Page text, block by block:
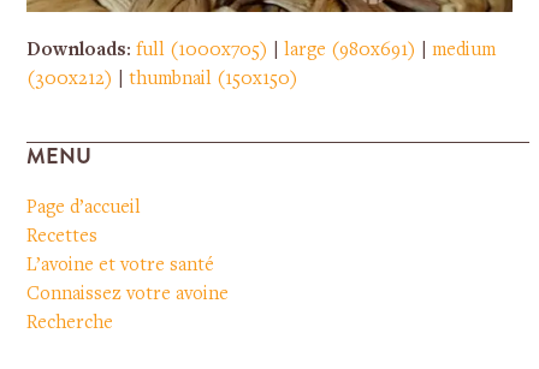
Downloads:full (1000x705) |large (980x691) |medium
(300x212)
|thumbnail (150x150)
MENU
Page d’accueil
Recettes
L’avoine et votre santé
Connaissez votre avoine
Recherche